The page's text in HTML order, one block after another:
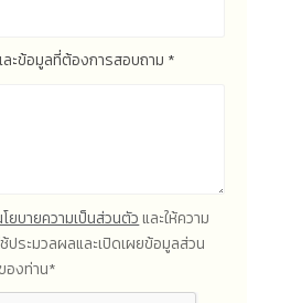
ละข้อมูลที่ต้องการสอบถาม *
ยบายความเป็นส่วนตัวและให้ความ
ประมวลผลและเปิดเผยข้อมูลส่วน
องท่าน*